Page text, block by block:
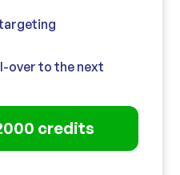
over to the next
credits